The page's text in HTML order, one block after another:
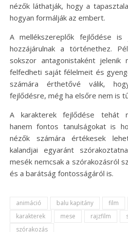
nézők láthatják, hogy a
hogyan formálják az embert.
A mellékszereplők fejlődése
hozzájárulnak a történethez.
sokszor antagonistaként
felfedheti saját félelmeit és
számára érthetővé válik,
fejlődésre, még ha elsőre nem is
A karakterek fejlődése tehát
hanem fontos tanulságokat is
nézők számára értékesek
kalandjai egyaránt
mesék nemcsak a szórakozásról
és a barátság fontosságáról is.
animáció balu kapitány film
karakterek
mese rajzfilm
szórakozás